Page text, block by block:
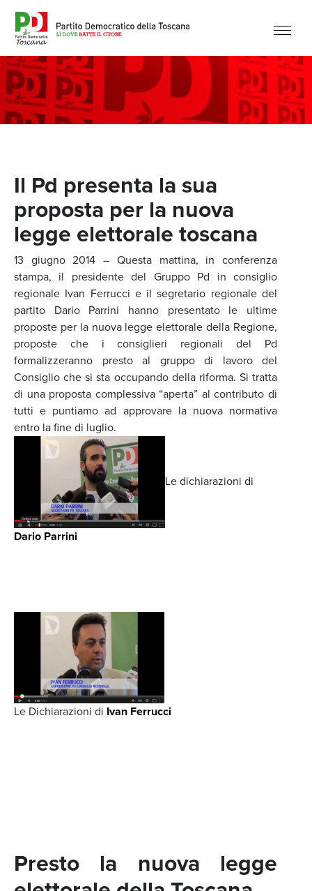
Il Pd presenta la sua
proposta per la nuova
legge elettorale toscana
13 giugno 2014 – Questa mattina, in conferenza
stampa, il presidente del Gruppo Pd in consiglio
regionale Ivan Ferrucci e il segretario regionale del
partito Dario Parrini hanno presentato le ultime
proposte per la nuova legge elettorale della Regione,
proposte che i consiglieri regionali del Pd
formalizzeranno presto al gruppo di lavoro del
Consiglio che si sta occupando della riforma. Si tratta
di una proposta complessiva “aperta” al contributo di
tutti e puntiamo ad approvare la nuova normativa
entro la fine di luglio.
Le dichiarazioni di
Dario Parrini
Le Dichiarazioni di Ivan Ferrucci
Presto la nuova legge